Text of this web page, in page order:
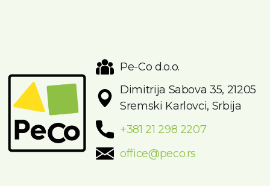
Pe-Co d.o.o.
Dimitrija Sabova 35, 21205
Sremski Karlovci, Srbija
+381 21 298 2207
office@peco.rs